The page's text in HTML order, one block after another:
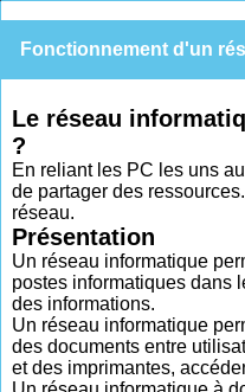
Fonctionnement d'un
Le réseau
?
En reliant les PC les uns
de partager des
réseau.
Présentation
Un réseau informatique
postes informatiques dans
des informations.
Un réseau informatique
des documents entre
et des imprimantes,